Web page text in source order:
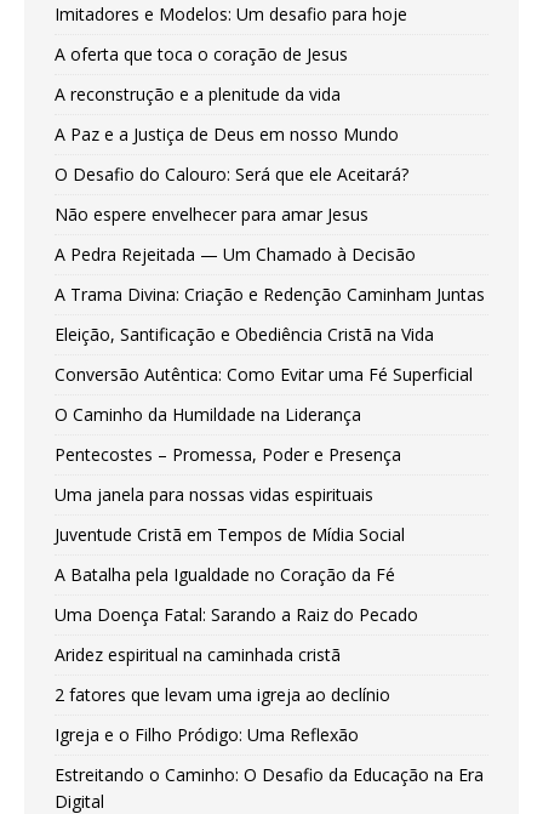
Imitadores e Modelos: Um desafio para hoje
A oferta que toca o coração de Jesus
A reconstrução e a plenitude da vida
A Paz e a Justiça de Deus em nosso Mundo
O Desafio do Calouro: Será que ele Aceitará?
Não espere envelhecer para amar Jesus
A Pedra Rejeitada — Um Chamado à Decisão
A Trama Divina: Criação e Redenção Caminham Juntas
Eleição, Santificação e Obediência Cristã na Vida
Conversão Autêntica: Como Evitar uma Fé Superficial
O Caminho da Humildade na Liderança
Pentecostes – Promessa, Poder e Presença
Uma janela para nossas vidas espirituais
Juventude Cristã em Tempos de Mídia Social
A Batalha pela Igualdade no Coração da Fé
Uma Doença Fatal: Sarando a Raiz do Pecado
Aridez espiritual na caminhada cristã
2 fatores que levam uma igreja ao declínio
Igreja e o Filho Pródigo: Uma Reflexão
Estreitando o Caminho: O Desafio da Educação na Era
Digital